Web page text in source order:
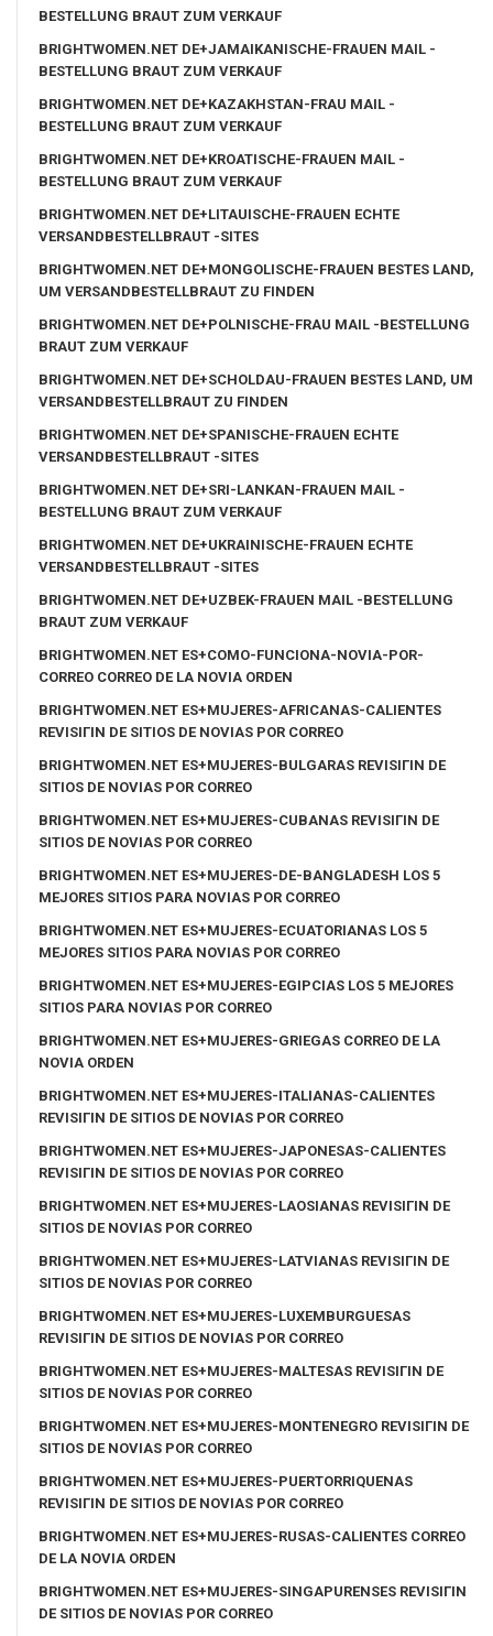
BESTELLUNG BRAUT ZUM VERKAUF
BRIGHTWOMEN.NET DE+JAMAIKANISCHE-FRAUEN MAIL -
BESTELLUNG BRAUT ZUM VERKAUF
BRIGHTWOMEN.NET DE+KAZAKHSTAN-FRAU MAIL -
BESTELLUNG BRAUT ZUM VERKAUF
BRIGHTWOMEN.NET DE+KROATISCHE-FRAUEN MAIL -
BESTELLUNG BRAUT ZUM VERKAUF
BRIGHTWOMEN.NET DE+LITAUISCHE-FRAUEN ECHTE
VERSANDBESTELLBRAUT -SITES
BRIGHTWOMEN.NET DE+MONGOLISCHE-FRAUEN BESTES LAND,
UM VERSANDBESTELLBRAUT ZU FINDEN
BRIGHTWOMEN.NET DE+POLNISCHE-FRAU MAIL -BESTELLUNG
BRAUT ZUM VERKAUF
BRIGHTWOMEN.NET DE+SCHOLDAU-FRAUEN BESTES LAND, UM
VERSANDBESTELLBRAUT ZU FINDEN
BRIGHTWOMEN.NET DE+SPANISCHE-FRAUEN ECHTE
VERSANDBESTELLBRAUT -SITES
BRIGHTWOMEN.NET DE+SRI-LANKAN-FRAUEN MAIL -
BESTELLUNG BRAUT ZUM VERKAUF
BRIGHTWOMEN.NET DE+UKRAINISCHE-FRAUEN ECHTE
VERSANDBESTELLBRAUT -SITES
BRIGHTWOMEN.NET DE+UZBEK-FRAUEN MAIL -BESTELLUNG
BRAUT ZUM VERKAUF
BRIGHTWOMEN.NET ES+COMO-FUNCIONA-NOVIA-POR-
CORREO CORREO DE LA NOVIA ORDEN
BRIGHTWOMEN.NET ES+MUJERES-AFRICANAS-CALIENTES
REVISIГІN DE SITIOS DE NOVIAS POR CORREO
BRIGHTWOMEN.NET ES+MUJERES-BULGARAS REVISIГІN DE
SITIOS DE NOVIAS POR CORREO
BRIGHTWOMEN.NET ES+MUJERES-CUBANAS REVISIГІN DE
SITIOS DE NOVIAS POR CORREO
BRIGHTWOMEN.NET ES+MUJERES-DE-BANGLADESH LOS 5
MEJORES SITIOS PARA NOVIAS POR CORREO
BRIGHTWOMEN.NET ES+MUJERES-ECUATORIANAS LOS 5
MEJORES SITIOS PARA NOVIAS POR CORREO
BRIGHTWOMEN.NET ES+MUJERES-EGIPCIAS LOS 5 MEJORES
SITIOS PARA NOVIAS POR CORREO
BRIGHTWOMEN.NET ES+MUJERES-GRIEGAS CORREO DE LA
NOVIA ORDEN
BRIGHTWOMEN.NET ES+MUJERES-ITALIANAS-CALIENTES
REVISIГІN DE SITIOS DE NOVIAS POR CORREO
BRIGHTWOMEN.NET ES+MUJERES-JAPONESAS-CALIENTES
REVISIГІN DE SITIOS DE NOVIAS POR CORREO
BRIGHTWOMEN.NET ES+MUJERES-LAOSIANAS REVISIГІN DE
SITIOS DE NOVIAS POR CORREO
BRIGHTWOMEN.NET ES+MUJERES-LATVIANAS REVISIГІN DE
SITIOS DE NOVIAS POR CORREO
BRIGHTWOMEN.NET ES+MUJERES-LUXEMBURGUESAS
REVISIГІN DE SITIOS DE NOVIAS POR CORREO
BRIGHTWOMEN.NET ES+MUJERES-MALTESAS REVISIГІN DE
SITIOS DE NOVIAS POR CORREO
BRIGHTWOMEN.NET ES+MUJERES-MONTENEGRO REVISIГІN DE
SITIOS DE NOVIAS POR CORREO
BRIGHTWOMEN.NET ES+MUJERES-PUERTORRIQUENAS
REVISIГІN DE SITIOS DE NOVIAS POR CORREO
BRIGHTWOMEN.NET ES+MUJERES-RUSAS-CALIENTES CORREO
DE LA NOVIA ORDEN
BRIGHTWOMEN.NET ES+MUJERES-SINGAPURENSES REVISIГІN
DE SITIOS DE NOVIAS POR CORREO